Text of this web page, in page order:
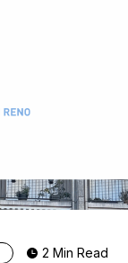
2 Min Read